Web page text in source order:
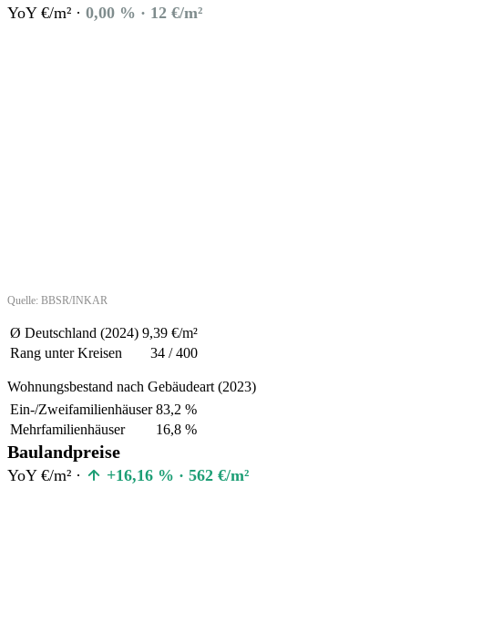
YoY €/m² · 0,00 % · 12 €/m²
Quelle: BBSR/INKAR
Ø Deutschland (2024) 9,39 €/m²
Rang unter Kreisen
34 / 400
Wohnungsbestand nach Gebäudeart (2023)
Ein-/Zweifamilienhäuser 83,2 %
Mehrfamilienhäuser
16,8 %
Baulandpreise
YoY €/m² · +16,16 % · 562 €/m²